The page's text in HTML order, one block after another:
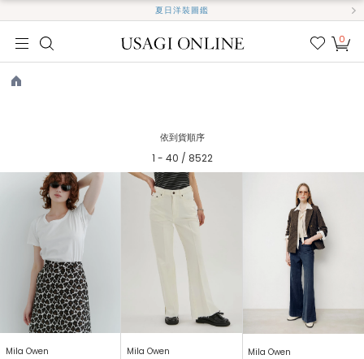
夏日洋裝圖鑑
我的
0
依到貨順序
1 - 40 / 8522
Mila Owen Mila Owen Mila Owen